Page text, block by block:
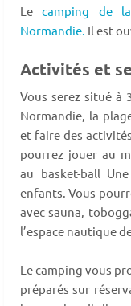
Lecamping de
Normandie. Il est
Activités et
Vous serez situé à
Normandie, la
et faire des
pourrez jouer au
au basket-ball
enfants. Vous
avec sauna,
l’espace nautique
Le camping vous
préparés sur